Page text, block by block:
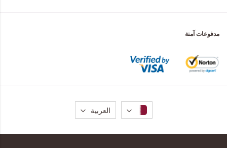
مدفوعات آمنة
لغة
العربية